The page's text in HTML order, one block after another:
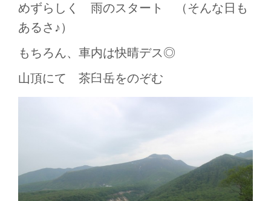
めずらしく 雨のスタート （そんな日も
あるさ♪）
もちろん、車内は快晴デス◎
山頂にて 茶臼岳をのぞむ